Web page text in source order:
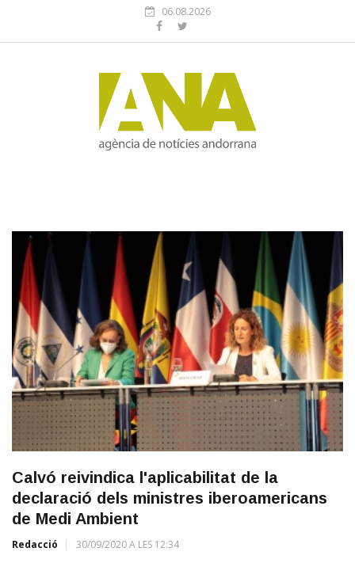
06.08.2026
Calvó reivindica l'aplicabilitat de la
declaració dels ministres iberoamericans
de Medi Ambient
Redacció 30/09/2020 A LES 12:34